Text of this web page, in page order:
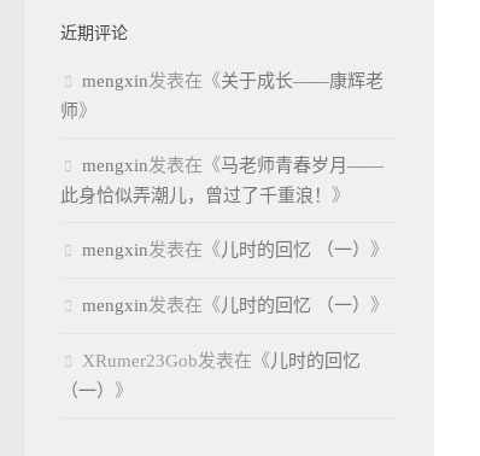
近期评论
mengxin发表在《关于成长——康辉老
师》
mengxin发表在《马老师青春岁月——
此身恰似弄潮儿，曾过了千重浪！ 》
mengxin发表在《儿时的回忆 （一） 》
mengxin发表在《儿时的回忆 （一） 》
XRumer23Gob发表在《儿时的回忆
（一） 》